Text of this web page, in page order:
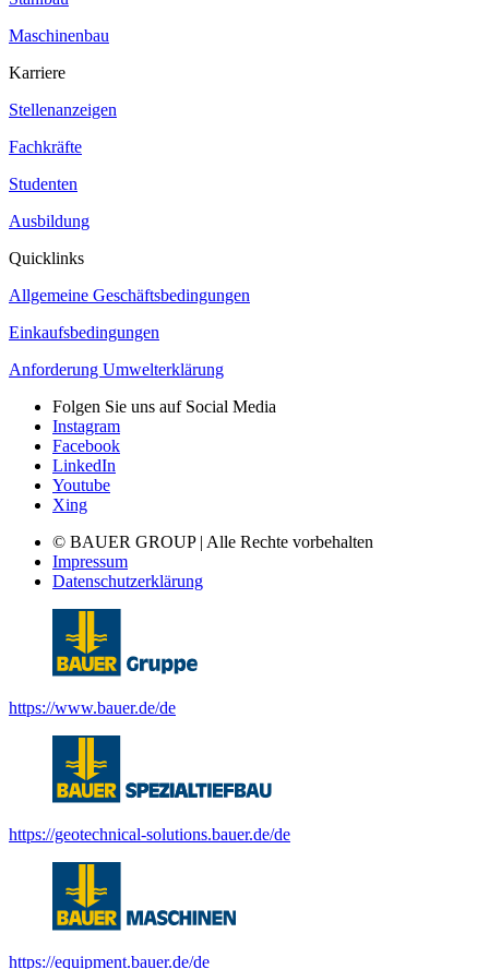
Maschinenbau
Karriere
Stellenanzeigen
Fachkräfte
Studenten
Ausbildung
Quicklinks
Allgemeine Geschäftsbedingungen
Einkaufsbedingungen
Anforderung Umwelterklärung
Folgen Sie uns auf Social Media
Instagram
Facebook
LinkedIn
Youtube
Xing
© BAUER GROUP | Alle Rechte vorbehalten
Impressum
Datenschutzerklärung
https://www.bauer.de/de
https://geotechnical-solutions.bauer.de/de
https://equipment.bauer.de/de